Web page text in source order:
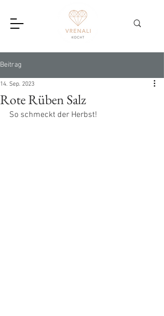
Beitrag
Rote Rüben Salz
14. Sep. 2023
So schmeckt der Herbst!